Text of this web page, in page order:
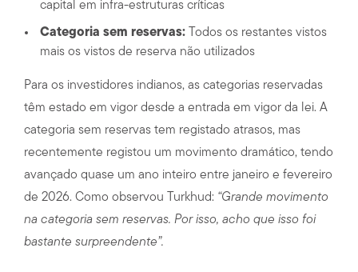
capital em infra-estruturas críticas
Categoria sem reservas: Todos os restantes vistos
mais os vistos de reserva não utilizados
Para os investidores indianos, as categorias reservadas
têm estado em vigor desde a entrada em vigor da lei. A
categoria sem reservas tem registado atrasos, mas
recentemente registou um movimento dramático, tendo
avançado quase um ano inteiro entre janeiro e fevereiro
de 2026. Como observou Turkhud: “Grande movimento
na categoria sem reservas. Por isso, acho que isso foi
bastante surpreendente”.